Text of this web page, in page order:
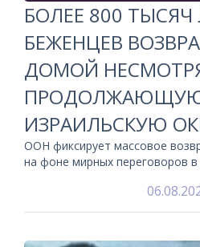
БОЛЕЕ 800
БЕЖЕНЦЕВ
ДОМОЙ
ИЗРАИЛЬСКУЮ
ООН фиксирует массовое
на фоне мирных переговоров